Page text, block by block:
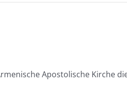
Apostolische Kirche